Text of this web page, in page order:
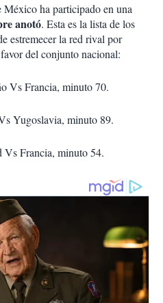
México ha participado en una
anotó. Esta es la lista de los
estremecer la red rival por
del conjunto nacional:
Vs Francia, minuto 70.
Yugoslavia, minuto 89.
Vs Francia, minuto 54.